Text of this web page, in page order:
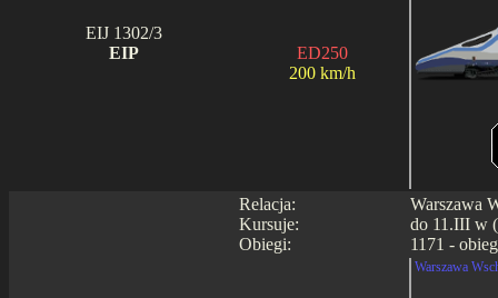
EIJ 1302/3
EIP
ED250
200 km/h
Relacja:
Kursuje:
Obiegi:
Warszawa
do 11.III w
1171 -
Warszawa